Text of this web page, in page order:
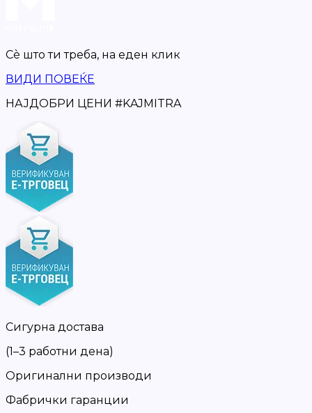
Сè што ти треба, на еден клик
ВИДИ ПОВЕЌЕ
НАЈДОБРИ ЦЕНИ #KAJMITRA
Сигурна достава
(1–3 работни дена)
Оригинални производи
Фабрички гаранции